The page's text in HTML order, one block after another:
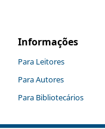
Informações
Para Leitores
Para Autores
Para Bibliotecários